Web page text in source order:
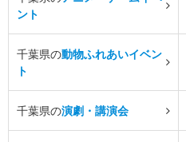
ント
千葉県の動物ふれあいイベン
ト
千葉県の演劇・講演会